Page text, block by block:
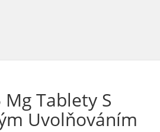
Tablety S
Uvolňováním